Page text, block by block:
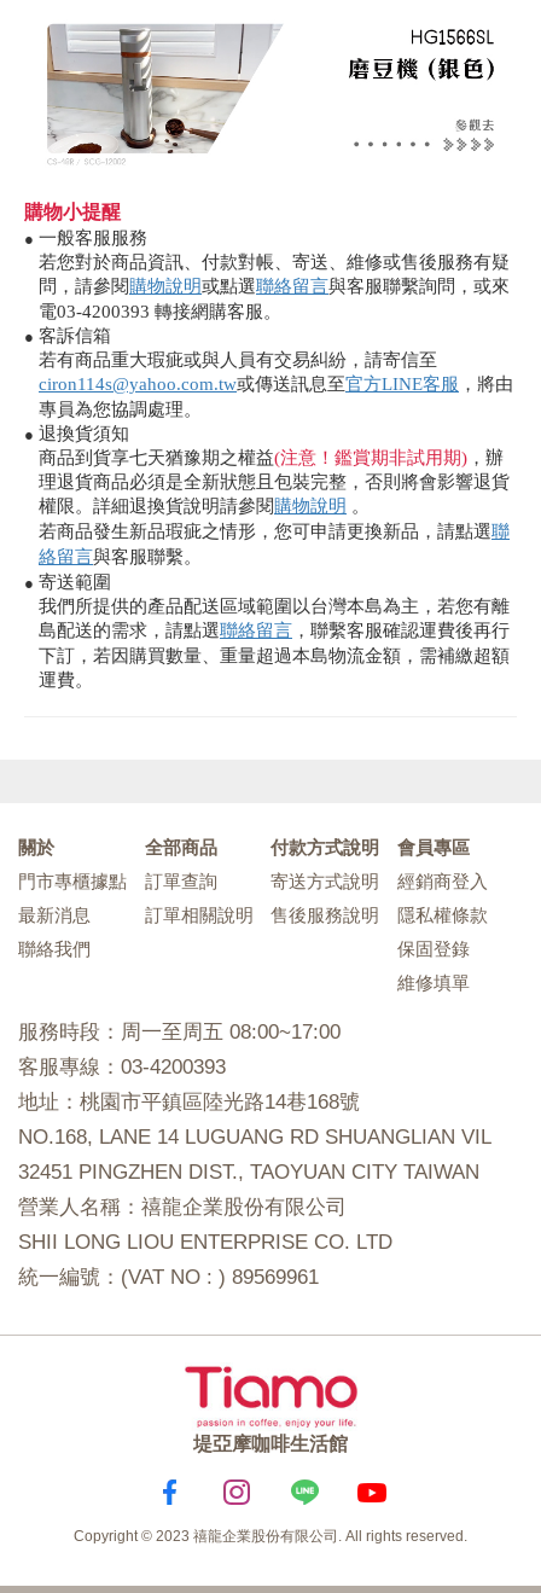
購物小提醒
● 一般客服服務
若您對於商品資訊、付款對帳、寄送、維修或售後服務有疑
問，請參閱購物說明或點選聯絡留言與客服聯繫詢問，或來
電03-4200393 轉接網購客服。
● 客訴信箱
若有商品重大瑕疵或與人員有交易糾紛，請寄信至
ciron114s@yahoo.com.tw或傳送訊息至官方LINE客服 ，將由
專員為您協調處理。
● 退換貨須知
商品到貨享七天猶豫期之權益(注意！鑑賞期非試用期) ，辦
理退貨商品必須是全新狀態且包裝完整，否則將會影響退貨
權限。詳細退換貨說明請參閱購物說明 。
若商品發生新品瑕疵之情形，您可申請更換新品，請點選聯
絡留言與客服聯繫。
● 寄送範圍
我們所提供的產品配送區域範圍以台灣本島為主，若您有離
島配送的需求，請點選聯絡留言 ，聯繫客服確認運費後再行
下訂，若因購買數量、重量超過本島物流金額，需補繳超額
運費。
關於
門市專櫃據點
最新消息
聯絡我們
全部商品
訂單查詢
訂單相關說明
付款方式說明
寄送方式說明
售後服務說明
會員專區
經銷商登入
隱私權條款
保固登錄
維修填單
服務時段：周一至周五 08:00~17:00
客服專線：03-4200393
地址：桃園市平鎮區陸光路14巷168號
NO.168, LANE 14 LUGUANG RD SHUANGLIAN VIL
32451 PINGZHEN DIST., TAOYUAN CITY TAIWAN
營業人名稱：禧龍企業股份有限公司
SHII LONG LIOU ENTERPRISE CO. LTD
統一編號：(VAT NO : ) 89569961
堤亞摩咖啡生活館
Copyright © 2023 禧龍企業股份有限公司. All rights reserved.